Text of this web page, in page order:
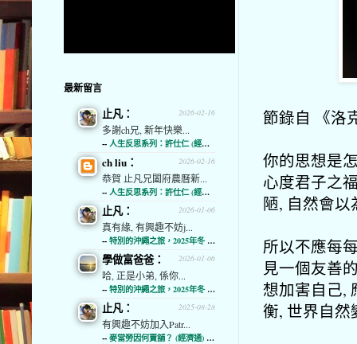
節錄自 《洛
你的思想是
心度君子之
陋, 自然會
所以不應每
見一個友善
想加害自己,
衡, 世界自然
最新留言
2026-02-16
止凡：
多謝ch兄, 新年快樂...
-- 人生反思系列：許仕仁 (經濟通)
2026-02-16
ch liu：
恭賀 止凡兄闔府農曆新...
-- 人生反思系列：許仕仁 (經濟通)
2026-01-06
止凡：
真有緣, 有興趣不妨j...
-- 特別的沖繩之旅，2025年冬 (經濟通)
2026-01-06
學做富爸爸：
哈, 正是小弟, 係你...
-- 特別的沖繩之旅，2025年冬 (經濟通)
2025-08-28
止凡：
有興趣不妨加入Patr...
-- 麥當勞因何賣舖？ (經濟通) (略)